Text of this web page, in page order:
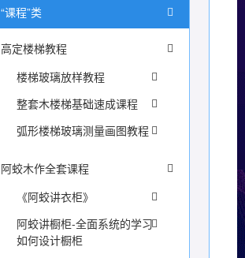
“课程”类
高定楼梯教程
楼梯玻璃放样教程
整套木楼梯基础速成课程
弧形楼梯玻璃测量画图教程
阿蛟木作全套课程
《阿蛟讲衣柜》
阿蛟讲橱柜-全面系统的学习
如何设计橱柜